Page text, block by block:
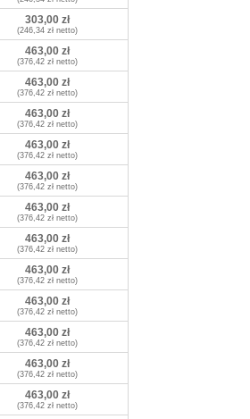
303,00 zł
(246,34 zł netto)
463,00 zł
(376,42 zł netto)
463,00 zł
(376,42 zł netto)
463,00 zł
(376,42 zł netto)
463,00 zł
(376,42 zł netto)
463,00 zł
(376,42 zł netto)
463,00 zł
(376,42 zł netto)
463,00 zł
(376,42 zł netto)
463,00 zł
(376,42 zł netto)
463,00 zł
(376,42 zł netto)
463,00 zł
(376,42 zł netto)
463,00 zł
(376,42 zł netto)
463,00 zł
(376,42 zł netto)